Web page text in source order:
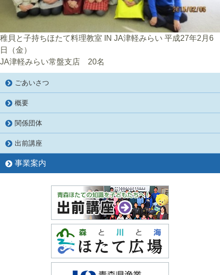
稚貝と子持ちほたて料理教室 IN JA津軽みらい 平成27年2月6
日（金）
JA津軽みらい常盤支店 20名
ごあいさつ
概要
関係団体
出前講座
事業案内